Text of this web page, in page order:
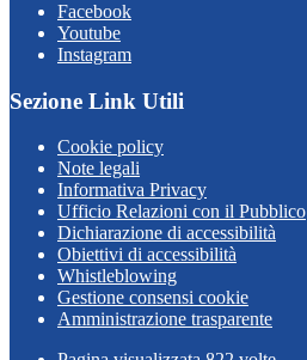
Facebook
Youtube
Instagram
Sezione Link Utili
Cookie policy
Note legali
Informativa Privacy
Ufficio Relazioni con il Pubblico
Dichiarazione di accessibilità
Obiettivi di accessibilità
Whistleblowing
Gestione consensi cookie
Amministrazione trasparente